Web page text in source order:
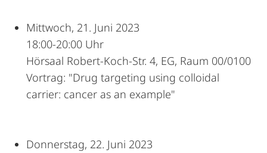
Mittwoch, 21. Juni 2023
18:00-20:00 Uhr
Hörsaal Robert-Koch-Str. 4, EG, Raum 00/0100
Vortrag: "Drug targeting using colloidal
carrier: cancer as an example"
Donnerstag, 22. Juni 2023